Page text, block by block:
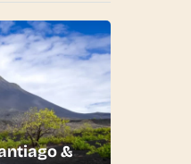
&